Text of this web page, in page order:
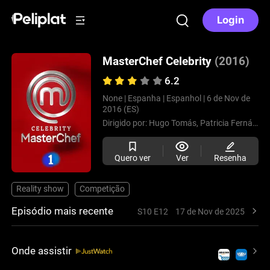
Login
MasterChef Celebrity (2016)
6.2
None | Espanha | Espanhol | 6 de Nov de
2016 (ES)
Dirigido por: Hugo Tomás, Patricia Fernández,
Quero ver Ver Resenha
Reality show Competição
Episódio mais recente S10 E12 17 de Nov de 2025
Onde assistir